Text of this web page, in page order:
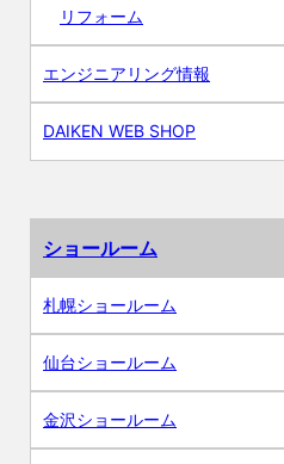
リフォーム
エンジニアリング情報
DAIKEN WEB SHOP
ショールーム
札幌ショールーム
仙台ショールーム
金沢ショールーム